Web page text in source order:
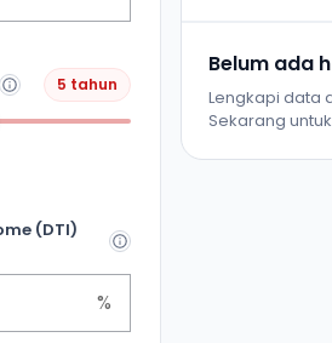
5 tahun
(DTI)
%
Belum ada
Lengkapi data
Sekarang